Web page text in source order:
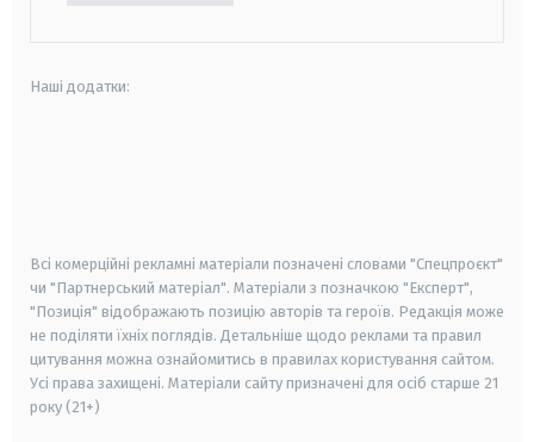
Наші додатки:
Всі комерційні рекламні матеріали позначені словами "Спецпроєкт"
чи "Партнерський матеріал". Матеріали з позначкою "Експерт",
"Позиція" відображають позицію авторів та героїв. Редакція може
не поділяти їхніх поглядів. Детальніше щодо реклами та правил
цитування можна ознайомитись в правилах користування сайтом.
Усі права захищені. Матеріали сайту призначені для осіб старше 21
року (21+)